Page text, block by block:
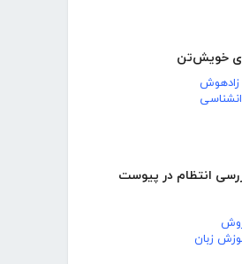
خویش‌تن
زادهوش
انتظام در پیوست
زبان